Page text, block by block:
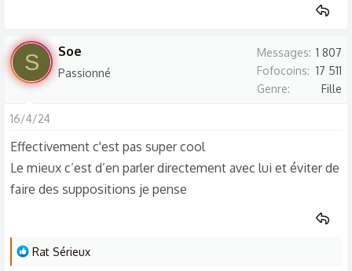
S Soe
Passionné
Messages 1 807
Fofocoins
17 511
Genre
Fille
16/4/24
Effectivement c'est pas super cool
Le mieux c’est d’en parler directement avec lui et éviter de
faire des suppositions je pense
L
Rat Sérieux